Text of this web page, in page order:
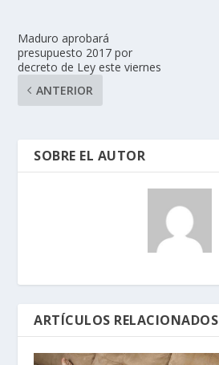
Maduro aprobará
presupuesto 2017 por
decreto de Ley este viernes
ANTERIOR
SOBRE EL AUTOR
ARTÍCULOS RELACIONADOS